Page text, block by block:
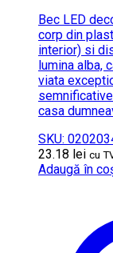
Bec LED
corp din
interior) si
lumina alba,
viata
casa
SKU:
23.18 lei cu
Adaugă în